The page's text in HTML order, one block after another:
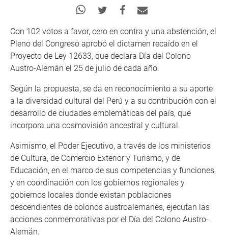
Con 102 votos a favor, cero en contra y una abstención, el
Pleno del Congreso aprobó el dictamen recaído en el
Proyecto de Ley 12633, que declara Día del Colono
Austro-Alemán el 25 de julio de cada año.
Según la propuesta, se da en reconocimiento a su aporte
a la diversidad cultural del Perú y a su contribución con el
desarrollo de ciudades emblemáticas del país, que
incorpora una cosmovisión ancestral y cultural.
Asimismo, el Poder Ejecutivo, a través de los ministerios
de Cultura, de Comercio Exterior y Turismo, y de
Educación, en el marco de sus competencias y funciones,
y en coordinación con los gobiernos regionales y
gobiernos locales donde existan poblaciones
descendientes de colonos austroalemanes, ejecutan las
acciones conmemorativas por el Día del Colono Austro-
Alemán.